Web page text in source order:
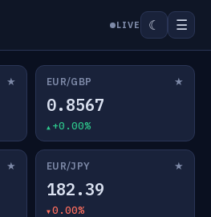
LIVE ☾ ☰
★ EUR/GBP ★
0.8567
+0.00%
★ EUR/JPY ★
182.39
0.00%